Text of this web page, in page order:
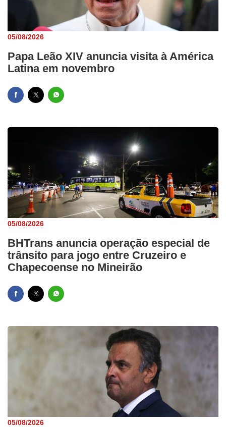
05/08/2026
Papa Leão XIV anuncia visita à América
Latina em novembro
05/08/2026
BHTrans anuncia operação especial de
trânsito para jogo entre Cruzeiro e
Chapecoense no Mineirão
05/08/2026